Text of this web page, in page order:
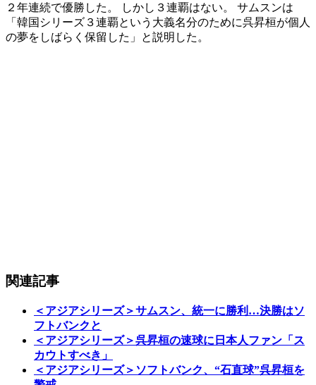
２年連続で優勝した。 しかし３連覇はない。 サムスンは
「韓国シリーズ３連覇という大義名分のために呉昇桓が個人
の夢をしばらく保留した」と説明した。
関連記事
＜アジアシリーズ＞サムスン、統一に勝利…決勝はソ
フトバンクと
＜アジアシリーズ＞呉昇桓の速球に日本人ファン「ス
カウトすべき」
＜アジアシリーズ＞ソフトバンク、“石直球”呉昇桓を